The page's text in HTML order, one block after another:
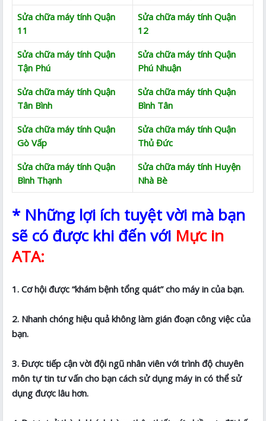
Sửa chữa máy tính Quận
11
Sửa chữa máy tính Quận
12
Sửa chữa máy tính Quận
Tận Phú
Sửa chữa máy tính Quận
Phú Nhuận
Sửa chữa máy tính Quận
Tân Bình
Sửa chữa máy tính Quận
Bình Tân
Sửa chữa máy tính Quận
Gò Vấp
Sửa chữa máy tính Quận
Thủ Đức
Sửa chữa máy tính Quận
Bình Thạnh
Sửa chữa máy tính Huyện
Nhà Bè
* Những lợi ích tuyệt vời mà bạn
sẽ có được khi đến với Mực in
ATA:
1. Cơ hội được “khám bệnh tổng quát” cho máy in của bạn.
2. Nhanh chóng hiệu quả không làm gián đoạn công việc của
bạn.
3. Được tiếp cận vời đội ngũ nhân viên với trình độ chuyên
môn tự tin tư vấn cho bạn cách sử dụng máy in có thể sử
dụng được lâu hơn.